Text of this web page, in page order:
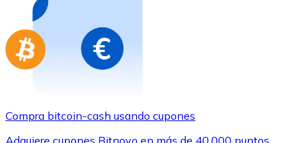
Compra bitcoin-cash usando cupones
Adquiere cupones Bitnovo en más de 40.000 puntos